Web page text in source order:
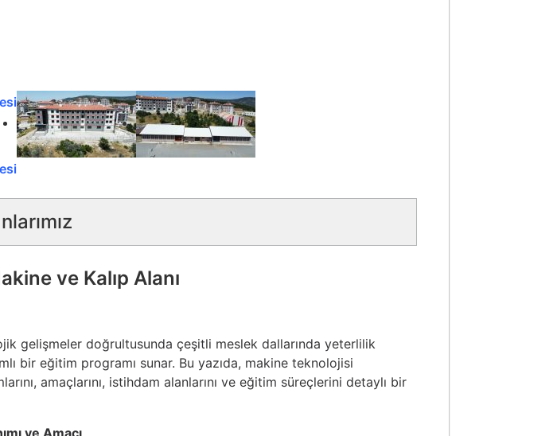
ve Kalıp Alanı
gelişmeler doğrultusunda çeşitli meslek dallarında yeterlilik
bir eğitim programı sunar. Bu yazıda, makine teknolojisi
amaçlarını, istihdam alanlarını ve eğitim süreçlerini detaylı bir
ve Amacı